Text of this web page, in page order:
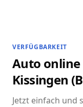
VERFÜGBARKEIT
Auto online
Kissingen
Jetzt einfach und